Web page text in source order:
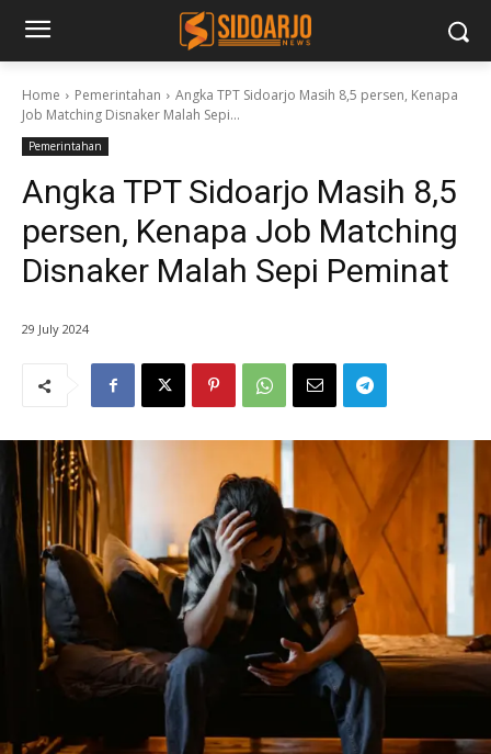
Home Pemerintahan
Angka TPT Sidoarjo Masih 8,5 persen, Kenapa
Job Matching Disnaker Malah Sepi...
Pemerintahan
Angka TPT Sidoarjo Masih 8,5
persen, Kenapa Job Matching
Disnaker Malah Sepi Peminat
29 July 2024